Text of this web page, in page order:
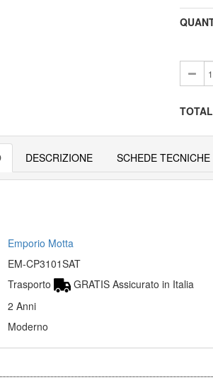
DESCRIZIONE SCHEDE TECNICHE
Emporio Motta
EM-CP3101SAT
Trasporto
GRATIS Assicurato in Italia
2 Anni
Moderno